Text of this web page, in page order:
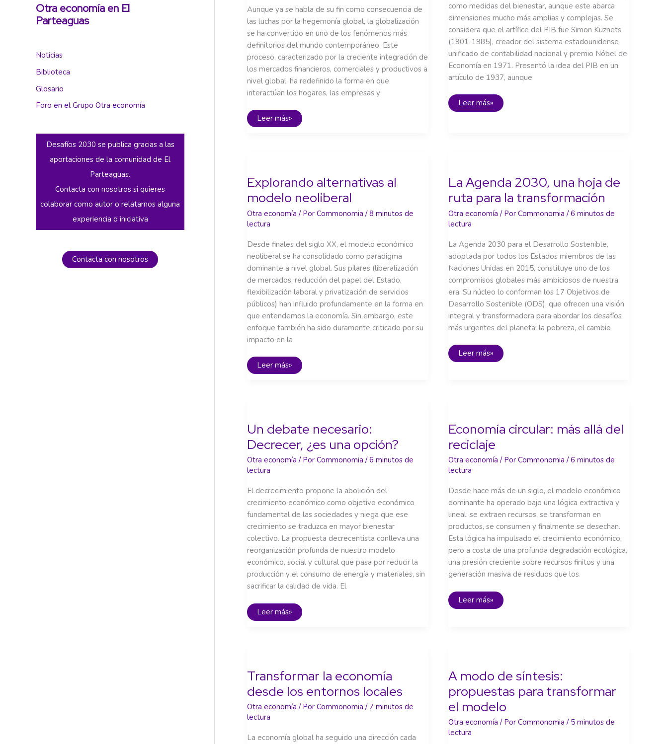
Otra economía en El
Parteaguas
Noticias
Biblioteca
Glosario
Foro en el Grupo Otra economía
Desafíos 2030 se publica gracias a las
aportaciones de la comunidad de El
Parteaguas.
Contacta con nosotros si quieres
colaborar como autor o relatarnos alguna
experiencia o iniciativa
Contacta con nosotros
Aunque ya se habla de su fin como consecuencia de
las luchas por la hegemonía global, la globalización
se ha convertido en uno de los fenómenos más
definitorios del mundo contemporáneo. Este
proceso, caracterizado por la creciente integración de
los mercados financieros, comerciales y productivos a
nivel global, ha redefinido la forma en que
interactúan los hogares, las empresas y
Globalización:
Capitales
Leer más»
como medidas del bienestar, aunque este abarca
dimensiones mucho más amplias y complejas. Se
considera que el artífice del PIB fue Simon Kuznets
(1901-1985), creador del sistema estadounidense
unificado de contabilidad nacional y premio Nóbel de
Economía en 1971. Presentó la idea del PIB en un
artículo de 1937, aunque
El
PIB:
Leer más»
Explorando alternativas al
modelo neoliberal
Otra economía / Por Commonomia /8 minutos de
lectura
Desde finales del siglo XX, el modelo económico
neoliberal se ha consolidado como paradigma
dominante a nivel global. Sus pilares (liberalización
de mercados, reducción del papel del Estado,
flexibilización laboral y privatización de servicios
públicos) han influido profundamente en la forma en
que entendemos la economía. Sin embargo, este
enfoque también ha sido duramente criticado por su
impacto en la
Explorando
alternativas
Leer más»
La Agenda 2030, una hoja de
ruta para la transformación
Otra economía / Por Commonomia /6 minutos de
lectura
La Agenda 2030 para el Desarrollo Sostenible,
adoptada por todos los Estados miembros de las
Naciones Unidas en 2015, constituye uno de los
compromisos globales más ambiciosos de nuestra
era. Su núcleo lo conforman los 17 Objetivos de
Desarrollo Sostenible (ODS), que ofrecen una visión
integral y transformadora para abordar los desafíos
más urgentes del planeta: la pobreza, el cambio
La
Agenda
Leer más»
Un debate necesario:
Decrecer, ¿es una opción?
Otra economía / Por Commonomia/6 minutos de
lectura
El decrecimiento propone la abolición del
crecimiento económico como objetivo económico
fundamental de las sociedades y niega que ese
crecimiento se traduzca en mayor bienestar
colectivo. La propuesta decrecentista conlleva una
reorganización profunda de nuestro modelo
económico, social y cultural que pasa por reducir la
producción y el consumo de energía y materiales, sin
sacrificar la calidad de vida. El
Un
debate
Leer más»
Economía circular: más allá del
reciclaje
Otra economía / Por Commonomia/6 minutos de
lectura
Desde hace más de un siglo, el modelo económico
dominante ha operado bajo una lógica extractiva y
lineal: se extraen recursos, se transforman en
productos, se consumen y finalmente se desechan.
Esta lógica ha impulsado el crecimiento económico,
pero a costa de una profunda degradación ecológica,
una presión creciente sobre recursos finitos y una
generación masiva de residuos que los
Economía
circular:
Leer más»
Transformar la economía
desde los entornos locales
Otra economía / Por Commonomia/ 7 minutos de
lectura
La economía global ha seguido una dirección cada
A modo de síntesis:
propuestas para transformar
el modelo
Otra economía / Por Commonomia/ 5 minutos de
lectura